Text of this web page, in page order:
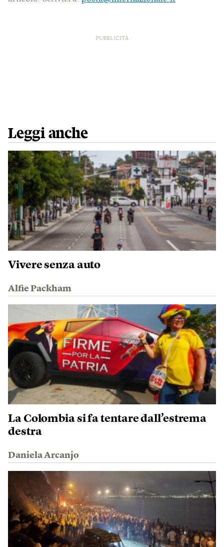
PUBBLICITÀ
Leggi anche
Vivere senza auto
Alfie Packham
La Colombia si fa tentare dall’estrema
destra
Daniela Arcanjo